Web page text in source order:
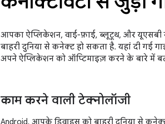
आपका ऐप्लिकेशन, वाई-फ़ाई, ब्लूटूथ, और
बाहरी दुनिया से कनेक्ट हो सकता है. यहां दी गई
अपने ऐप्लिकेशन को ऑप्टिमाइज़ करने के बारे में
काम करने वाली टेक्नोलॉजी
Android, आपके डिवाइस को बाहरी दुनिया से